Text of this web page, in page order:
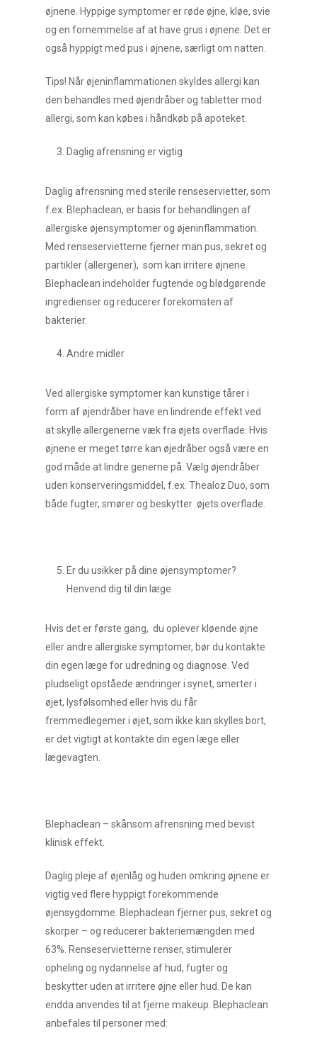
øjnene. Hyppige symptomer er røde øjne, kløe, svie
og en fornemmelse af at have grus i øjnene. Det er
også hyppigt med pus i øjnene, særligt om natten.
Tips! Når øjeninflammationen skyldes allergi kan
den behandles med øjendråber og tabletter mod
allergi, som kan købes i håndkøb på apoteket.
Daglig afrensning er vigtig
Daglig afrensning med sterile renseservietter, som
f.ex. Blephaclean, er basis for behandlingen af
allergiske øjensymptomer og øjeninflammation.
Med renseservietterne fjerner man pus, sekret og
partikler (allergener), som kan irritere øjnene.
Blephaclean indeholder fugtende og blødgørende
ingredienser og reducerer forekomsten af
bakterier.
Andre midler
Ved allergiske symptomer kan kunstige tårer i
form af øjendråber have en lindrende effekt ved
at skylle allergenerne væk fra øjets overflade. Hvis
øjnene er meget tørre kan øjedråber også være en
god måde at lindre generne på. Vælg øjendråber
uden konserveringsmiddel, f.ex. Thealoz Duo, som
både fugter, smører og beskytter øjets overflade.
Er du usikker på dine øjensymptomer?
Henvend dig til din læge
Hvis det er første gang, du oplever kløende øjne
eller andre allergiske symptomer, bør du kontakte
din egen læge for udredning og diagnose. Ved
pludseligt opståede ændringer i synet, smerter i
øjet, lysfølsomhed eller hvis du får
fremmedlegemer i øjet, som ikke kan skylles bort,
er det vigtigt at kontakte din egen læge eller
lægevagten.
Blephaclean – skånsom afrensning med bevist
klinisk effekt.
Daglig pleje af øjenlåg og huden omkring øjnene er
vigtig ved flere hyppigt forekommende
øjensygdomme. Blephaclean fjerner pus, sekret og
skorper – og reducerer bakteriemængden med
63%. Renseservietterne renser, stimulerer
opheling og nydannelse af hud, fugter og
beskytter uden at irritere øjne eller hud. De kan
endda anvendes til at fjerne makeup. Blephaclean
anbefales til personer med: